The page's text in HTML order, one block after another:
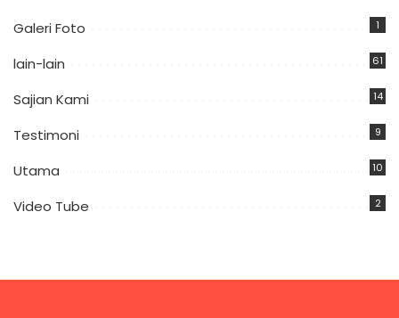
Galeri Foto 1
lain-lain 61
Sajian Kami 14
Testimoni 9
Utama 10
Video Tube 2